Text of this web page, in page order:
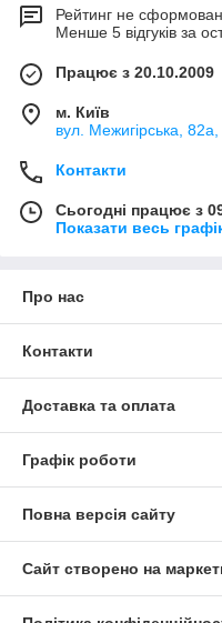
Рейтинг не
Менше 5 відгуків за
Працює з 20.10.2009
м. Київ
вул. Межигірська,
Контакти
Сьогодні працює з
Показати весь
Про нас
Контакти
Доставка та оплата
Графік роботи
Повна версія сайту
Сайт створено на